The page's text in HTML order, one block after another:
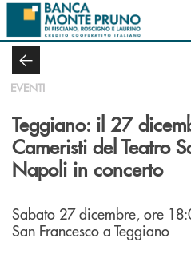
Salta al contenuto principale
EVENTI
Teggiano: il 27
Cameristi del Teatro
Napoli in concerto
Sabato 27 dicembre, ore
San Francesco a Teggiano